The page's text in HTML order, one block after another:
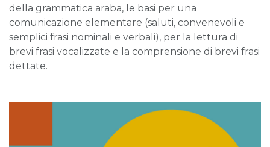
della grammatica araba, le basi per una
comunicazione elementare (saluti, convenevoli e
semplici frasi nominali e verbali), per la lettura di
brevi frasi vocalizzate e la comprensione di brevi frasi
dettate.